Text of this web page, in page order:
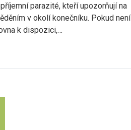
parazité, kteří upozorňují na
v okolí konečníku. Pokud není
k dispozici,…